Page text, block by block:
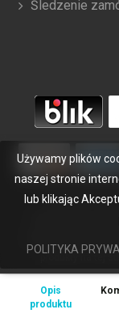
Opis
produktu
Śledzenie
Copyright ©
Wyznaczone
BateriaBuy.pl nie
produkty na tej
Wymienione
Używamy plików
naszej stronie
lub klikając
POLITYKA